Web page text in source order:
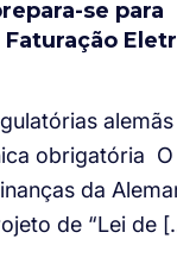
se para
obrigatória O
da
de “Lei de